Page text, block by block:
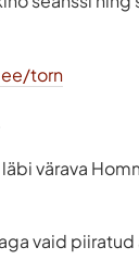
torn
värava
vaid